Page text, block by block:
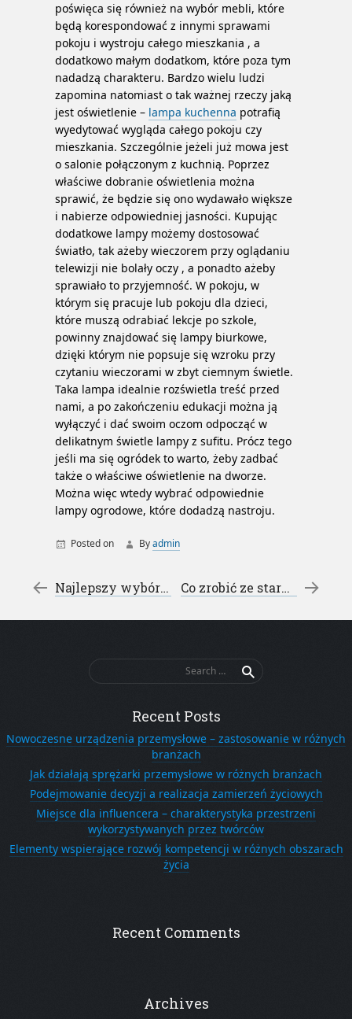
poświęca się również na wybór mebli, które
będą korespondować z innymi sprawami
pokoju i wystroju całego mieszkania , a
dodatkowo małym dodatkom, które poza tym
nadadzą charakteru. Bardzo wielu ludzi
zapomina natomiast o tak ważnej rzeczy jaką
jest oświetlenie – lampa kuchenna potrafią
wyedytować wygląda całego pokoju czy
mieszkania. Szczególnie jeżeli już mowa jest
o salonie połączonym z kuchnią. Poprzez
właściwe dobranie oświetlenia można
sprawić, że będzie się ono wydawało większe
i nabierze odpowiedniej jasności. Kupując
dodatkowe lampy możemy dostosować
światło, tak ażeby wieczorem przy oglądaniu
telewizji nie bolały oczy , a ponadto ażeby
sprawiało to przyjemność. W pokoju, w
którym się pracuje lub pokoju dla dzieci,
które muszą odrabiać lekcje po szkole,
powinny znajdować się lampy biurkowe,
dzięki którym nie popsuje się wzroku przy
czytaniu wieczorami w zbyt ciemnym świetle.
Taka lampa idealnie rozświetla treść przed
nami, a po zakończeniu edukacji można ją
wyłączyć i dać swoim oczom odpocząć w
delikatnym świetle lampy z sufitu. Prócz tego
jeśli ma się ogródek to warto, żeby zadbać
także o właściwe oświetlenie na dworze.
Można więc wtedy wybrać odpowiednie
lampy ogrodowe, które dodadzą nastroju.
Posted on Byadmin
Post navigation
←
Najlepszy wybór kierunku studiów – geodezja Co zrobić ze starym komputerem – Skup komputerów Nakło
Search
for:
Recent Posts
Nowoczesne urządzenia przemysłowe – zastosowanie w różnych
branżach
Jak działają sprężarki przemysłowe w różnych branżach
Podejmowanie decyzji a realizacja zamierzeń życiowych
Miejsce dla influencera – charakterystyka przestrzeni
wykorzystywanych przez twórców
Elementy wspierające rozwój kompetencji w różnych obszarach
życia
Recent Comments
Archives